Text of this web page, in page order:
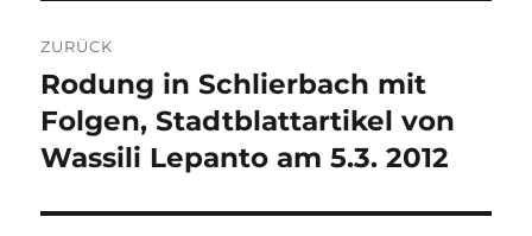
ZURÜCK
Vorheriger
Beitrag:
Rodung in Schlierbach mit
Folgen, Stadtblattartikel von
Wassili Lepanto am 5.3. 2012